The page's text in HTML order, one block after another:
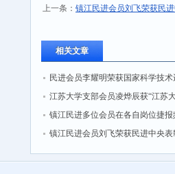
上一条： 镇江民进会员刘飞荣获民
相关文章
民进会员李耀明荣获国家科学技
二等奖
江苏大学支部会员凌烨辰获“江苏
长征突击手”称号
镇江民进多位会员在各自岗位捷报
镇江民进会员刘飞荣获民进中央表